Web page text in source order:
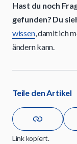
Hast du noch
gefunden? Du
wissen, damit ich
ändern kann.
Teile den Artikel
Link kopiert.